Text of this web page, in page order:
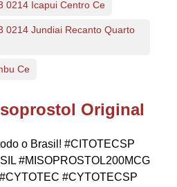
0214 Icapui Centro Ce
0214 Jundiai Recanto Quarto
Ce
Original
o Brasil! #CITOTECSP
#MISOPROSTOL200MCG
#CYTOTECSP